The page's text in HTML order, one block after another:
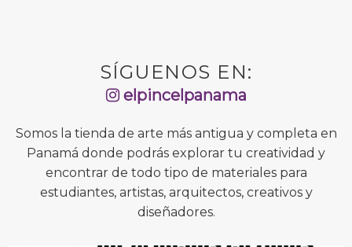
SÍGUENOS EN:
elpincelpanama
Somos la tienda de arte más antigua y completa en
Panamá donde podrás explorar tu creatividad y
encontrar de todo tipo de materiales para
estudiantes, artistas, arquitectos, creativos y
diseñadores.